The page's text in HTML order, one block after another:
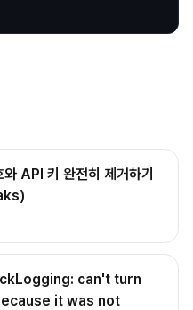
API 키 완전히 제거하기
can't turn
it was not